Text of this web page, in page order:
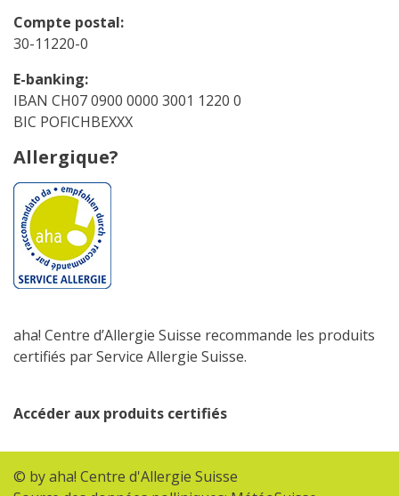
Compte postal:
30-11220-0
E-banking:
IBAN CH07 0900 0000 3001 1220 0
BIC POFICHBEXXX
Allergique?
aha! Centre d’Allergie Suisse recommande les produits
certifiés par Service Allergie Suisse.
Accéder aux produits certifiés
© by aha! Centre d'Allergie Suisse